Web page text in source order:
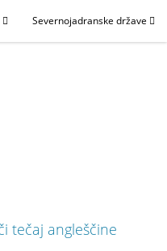
Severnojadranske države